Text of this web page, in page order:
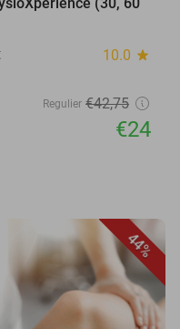
10.0 star
Regulier €42,75
€24
44%